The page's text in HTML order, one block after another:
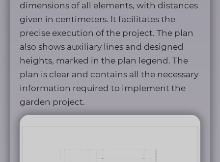
dimensions of all elements, with distances
given in centimeters. It facilitates the
precise execution of the project. The plan
also shows auxiliary lines and designed
heights, marked in the plan legend. The
plan is clear and contains all the necessary
information required to implement the
garden project.